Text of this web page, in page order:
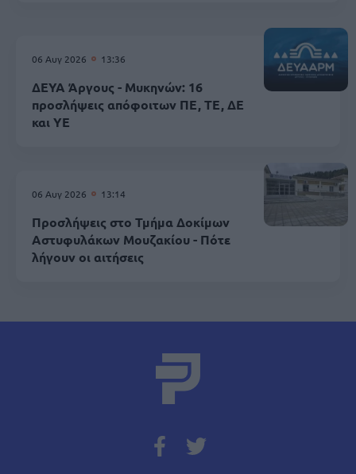
06 Αυγ 2026 13:36
ΔΕΥΑ Άργους - Μυκηνών: 16
προσλήψεις απόφοιτων ΠΕ, ΤΕ, ΔΕ
και ΥΕ
06 Αυγ 2026 13:14
Προσλήψεις στο Τμήμα Δοκίμων
Αστυφυλάκων Mουζακίου - Πότε
λήγουν οι αιτήσεις